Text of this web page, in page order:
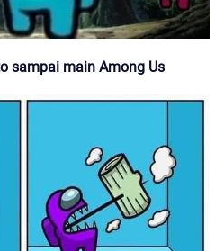
sampai main Among Us